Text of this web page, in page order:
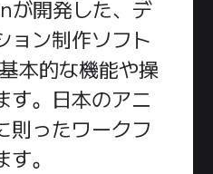
開発した、デ
ョン制作ソフト
本的な機能や操
す。日本のアニ
則ったワークフ
。